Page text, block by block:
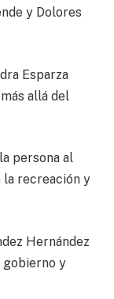
y Dolores
Esparza
allá del
persona al
la recreación y
Hernández
gobierno y